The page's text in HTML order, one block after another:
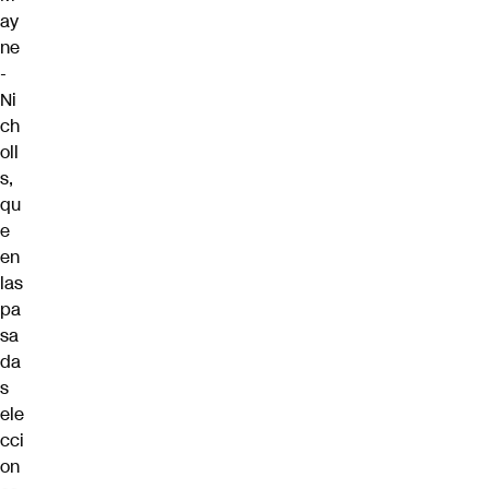
ay
ne
-
Ni
ch
oll
s,
qu
e
en
las
pa
sa
da
s
ele
cci
on